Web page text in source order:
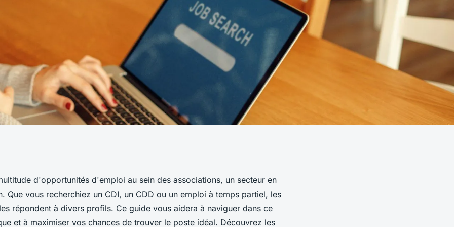
lyon : trouvez le
d'opportunités d'emploi au sein des associations, un secteur en
Que vous recherchiez un CDI, un CDD ou un emploi à temps partiel, les
répondent à divers profils. Ce guide vous aidera à naviguer dans ce
et à maximiser vos chances de trouver le poste idéal. Découvrez les